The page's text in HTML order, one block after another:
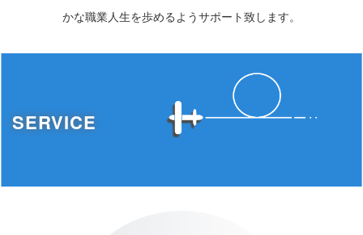
かな職業人生を歩めるようサポート致します。
SERVICE